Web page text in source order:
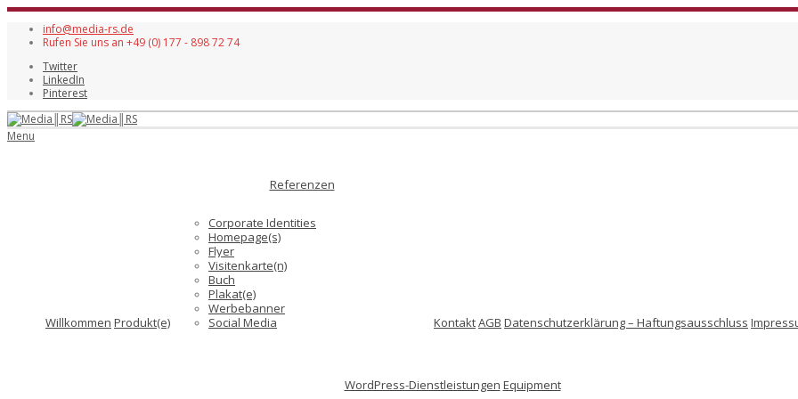
info@media-rs.de
Rufen Sie uns an +49 (0) 177 - 898 72 74
Twitter
LinkedIn
Pinterest
Menu
Willkommen Produkt(e)
Referenzen
Corporate Identities
Homepage(s)
Flyer
Visitenkarte(n)
Buch
Plakat(e)
Werbebanner
Social Media
KontaktAGB Datenschutzerklärung – Haftungsausschluss
WordPress-Dienstleistungen Equipment